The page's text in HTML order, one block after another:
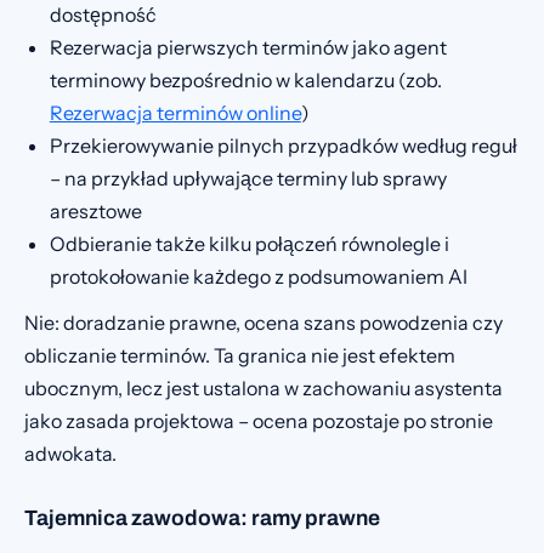
dostępność
Rezerwacja pierwszych terminów jako agent
terminowy bezpośrednio w kalendarzu (zob.
Rezerwacja terminów online)
Przekierowywanie pilnych przypadków według reguł
– na przykład upływające terminy lub sprawy
aresztowe
Odbieranie także kilku połączeń równolegle i
protokołowanie każdego z podsumowaniem AI
Nie: doradzanie prawne, ocena szans powodzenia czy
obliczanie terminów. Ta granica nie jest efektem
ubocznym, lecz jest ustalona w zachowaniu asystenta
jako zasada projektowa – ocena pozostaje po stronie
adwokata.
Tajemnica zawodowa: ramy prawne